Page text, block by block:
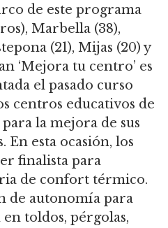
de este programa
Marbella (38),
(21), Mijas (20) y
‘Mejora tu centro’ es
el pasado curso
centros educativos de
la mejora de sus
En esta ocasión, los
finalista para
de confort térmico.
de autonomía para
toldos, pérgolas,